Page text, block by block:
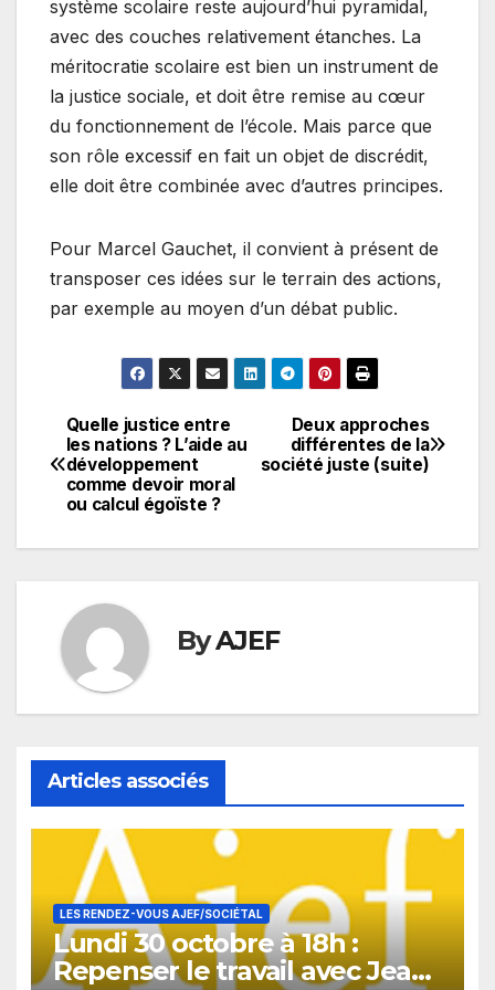
système scolaire reste aujourd’hui pyramidal,
avec des couches relativement étanches. La
méritocratie scolaire est bien un instrument de
la justice sociale, et doit être remise au cœur
du fonctionnement de l’école. Mais parce que
son rôle excessif en fait un objet de discrédit,
elle doit être combinée avec d’autres principes.
Pour Marcel Gauchet, il convient à présent de
transposer ces idées sur le terrain des actions,
par exemple au moyen d’un débat public.
Navigation
de
l’article
Deux approches
différentes de la
société juste (suite)
Quelle justice entre
les nations ? L’aide au
développement
comme devoir moral
ou calcul égoïste ?
ByAJEF
Articles associés
LES RENDEZ-VOUS AJEF/SOCIÉTAL
Lundi 30 octobre à 18h :
Repenser le travail avec Jean-